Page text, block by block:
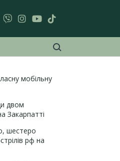
мобільну
двом
Закарпатті
шестеро
рф на